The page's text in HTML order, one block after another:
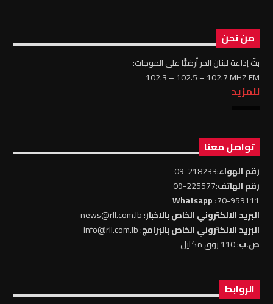
من نحن
بثّ إذاعة لبنان الحر أرضيًّا على الموجات:
102.3 – 102.5 – 102.7 MHZ FM
للمزيد
تواصل معنا
رقم الهواء:218233-09
رقم الهاتف:225577-09
70-959111
: Whatsapp
البريد الالكتروني الخاص بالاخبار: news@rll.com.lb
البريد الالكتروني الخاص بالبرامج: info@rll.com.lb
ص.ب: 110 زوق مكايل
الروابط